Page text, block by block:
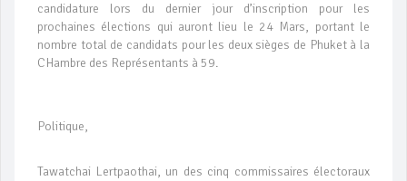
candidature lors du dernier jour d’inscription pour les
prochaines élections qui auront lieu le 24 Mars, portant le
nombre total de candidats pour les deux sièges de Phuket à la
CHambre des Représentants à 59.
Politique,
Tawatchai Lertpaothai, un des cinq commissaires électoraux